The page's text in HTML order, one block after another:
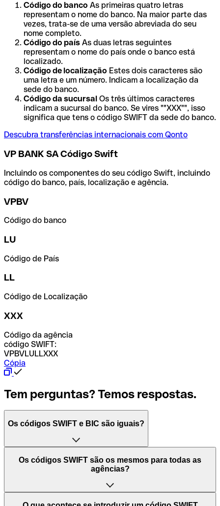
Código do banco As primeiras quatro letras
representam o nome do banco. Na maior parte das
vezes, trata-se de uma versão abreviada do seu
nome completo.
Código do país As duas letras seguintes
representam o nome do país onde o banco está
localizado.
Código de localização Estes dois caracteres são
uma letra e um número. Indicam a localização da
sede do banco.
Código da sucursal Os três últimos caracteres
indicam a sucursal do banco. Se vires ""XXX"", isso
significa que tens o código SWIFT da sede do banco.
Descubra transferências internacionais com Qonto
VP BANK SA Código Swift
Incluindo os componentes do seu código Swift, incluindo
código do banco, país, localização e agência.
VPBV
Código do banco
LU
Código de País
LL
Código de Localização
XXX
Código da agência
código SWIFT:
VPBVLULLXXX
Cópia
Tem perguntas? Temos respostas.
Os códigos SWIFT e BIC são iguais?
O acrónimo SWIFT significa "Society for Worldwide
Interbank Financial Telecommunication (Sociedade para
Mundiais)". Trata-se de uma rede mundial onde se
processam pagamentos entre países. Por outro lado, BIC
Os códigos SWIFT são os mesmos para todas as
agências?